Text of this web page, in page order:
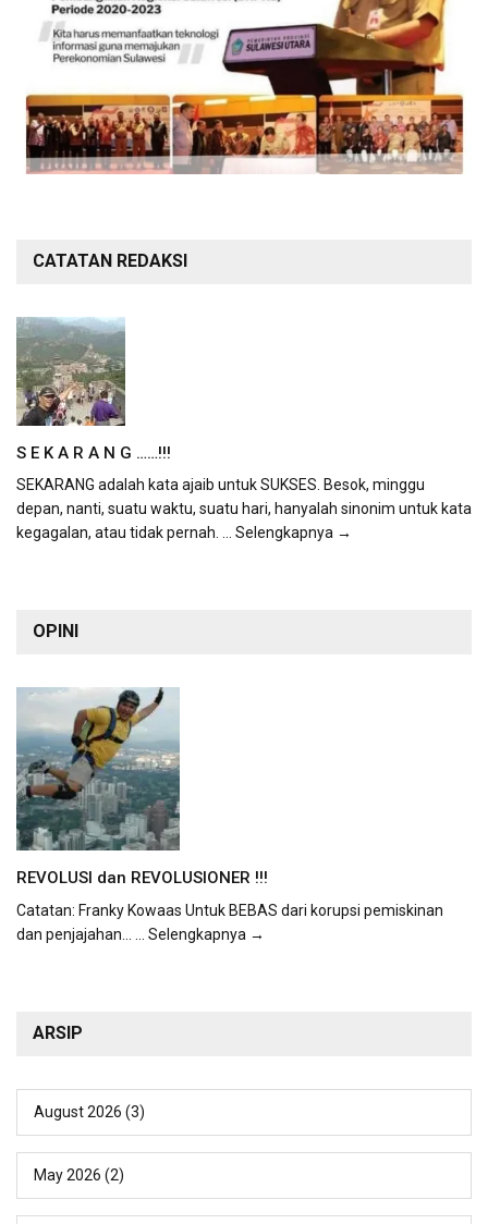
CATATAN REDAKSI
S E K A R A N G ……!!!
SEKARANG adalah kata ajaib untuk SUKSES. Besok, minggu
depan, nanti, suatu waktu, suatu hari, hanyalah sinonim untuk kata
kegagalan, atau tidak pernah. ... Selengkapnya →
OPINI
REVOLUSI dan REVOLUSIONER !!!
Catatan: Franky Kowaas Untuk BEBAS dari korupsi pemiskinan
dan penjajahan...
... Selengkapnya →
ARSIP
August 2026 (3)
May 2026 (2)